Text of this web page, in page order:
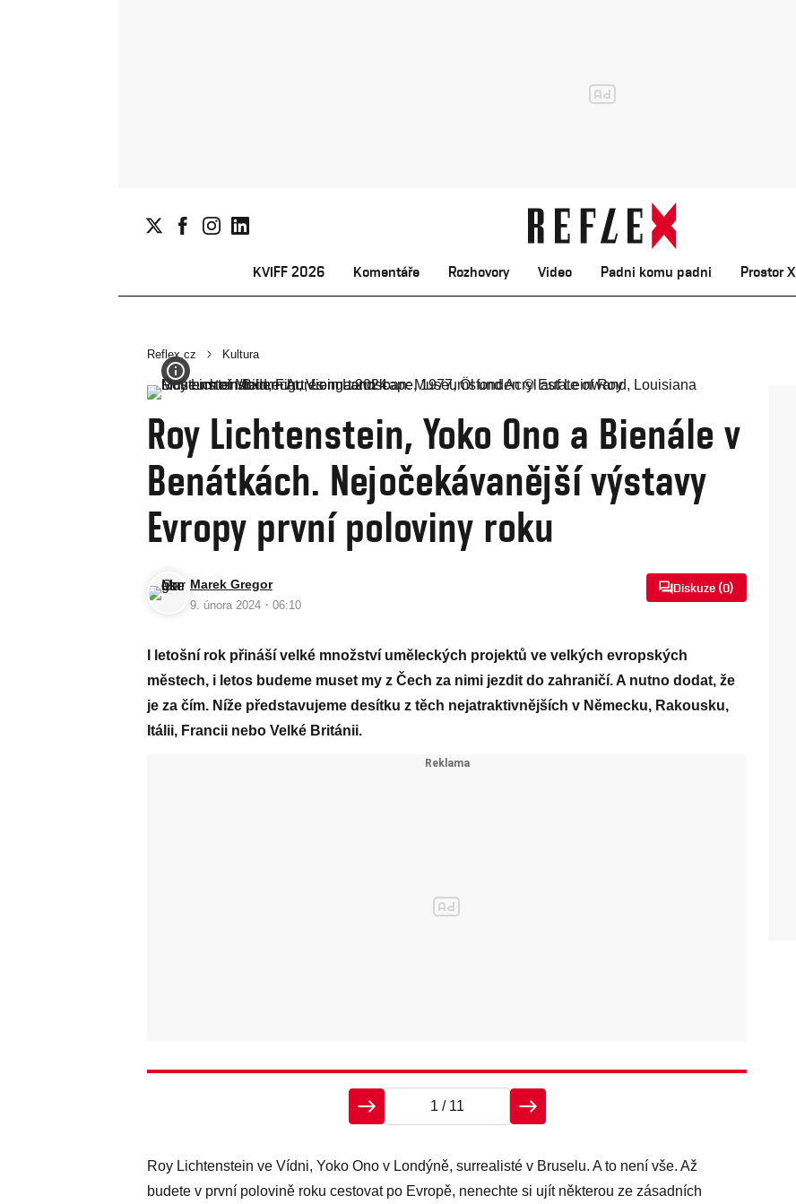
KVIFF 2026 Komentáře Rozhovory Video Padni komu padni Prostor X
Reflex.cz Kultura
Roy Lichtenstein, Yoko Ono a Bienále v
Benátkách. Nejočekávanější výstavy
Evropy první poloviny roku
Marek Gregor
9. února 2024 · 06:10
Diskuze (0)
I letošní rok přináší velké množství uměleckých projektů ve velkých evropských
městech, i letos budeme muset my z Čech za nimi jezdit do zahraničí. A nutno dodat, že
je za čím. Níže představujeme desítku z těch nejatraktivnějších v Německu, Rakousku,
Itálii, Francii nebo Velké Británii.
1 / 11
Roy Lichtenstein ve Vídni, Yoko Ono v Londýně, surrealisté v Bruselu. A to není vše. Až
budete v první polovině roku cestovat po Evropě, nenechte si ujít některou ze zásadních